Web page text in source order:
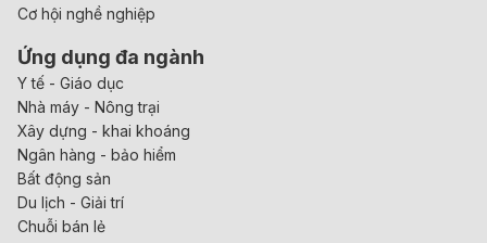
Cơ hội nghề nghiệp
Ứng dụng đa ngành
Y tế - Giáo dục
Nhà máy - Nông trại
Xây dựng - khai khoáng
Ngân hàng - bảo hiểm
Bất động sản
Du lịch - Giải trí
Chuỗi bán lẻ